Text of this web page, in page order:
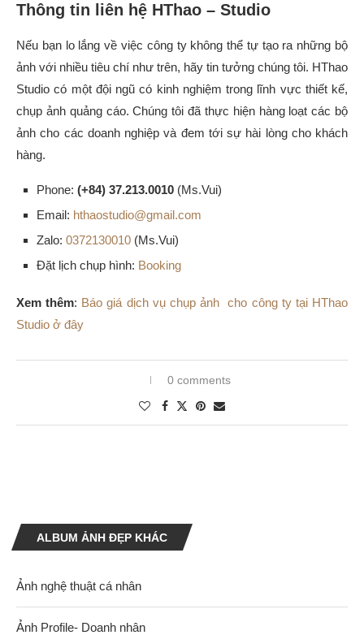
Thông tin liên hệ HThao – Studio
Nếu bạn lo lắng về việc công ty không thể tự tạo ra những bộ
ảnh với nhiều tiêu chí như trên, hãy tin tưởng chúng tôi. HThao
Studio có một đội ngũ có kinh nghiệm trong lĩnh vực thiết kế,
chụp ảnh quảng cáo. Chúng tôi đã thực hiện hàng loạt các bộ
ảnh cho các doanh nghiệp và đem tới sự hài lòng cho khách
hàng.
Phone: (+84) 37.213.0010 (Ms.Vui)
Email: hthaostudio@gmail.com
Zalo: 0372130010 (Ms.Vui)
Đặt lịch chụp hình: Booking
Xem thêm: Báo giá dịch vụ chụp ảnh cho công ty tại HThao
Studio ở đây
0 comments
ALBUM ẢNH ĐẸP KHÁC
Ảnh nghệ thuật cá nhân
Ảnh Profile- Doanh nhân